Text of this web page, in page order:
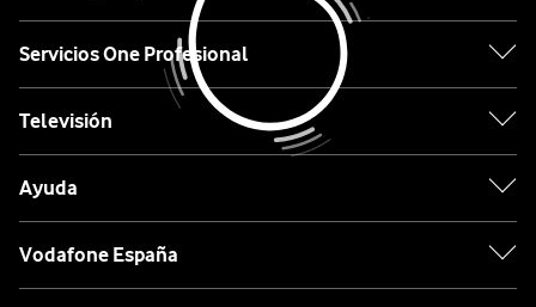
Etiqueta
último
tecnología
desde
Servicios One Profesional
Televisión
Ayuda
Vodafone España